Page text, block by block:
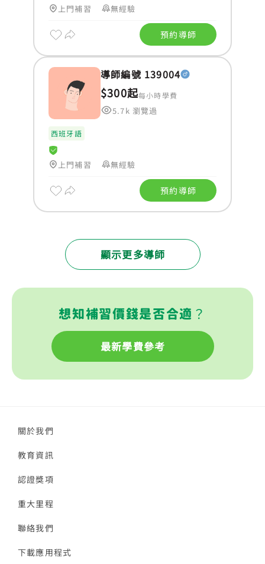
上門補習
無經驗
預約導師
導師編號 139004
$300起每小時學費
5.7k 瀏覽過
西班牙語
上門補習 無經驗
預約導師
顯示更多導師
想知補習價錢是否合適？
最新學費參考
關於我們
教育資訊
認證獎項
重大里程
聯絡我們
下載應用程式